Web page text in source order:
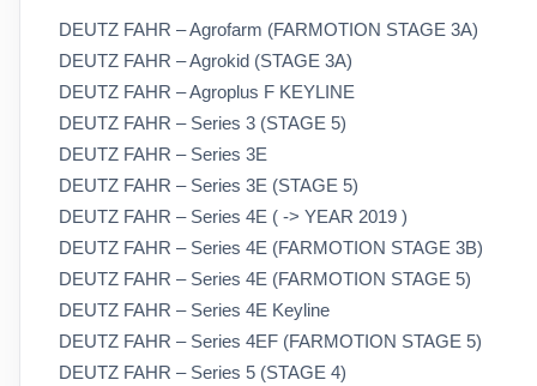
DEUTZ FAHR – Agrofarm (FARMOTION STAGE 3A)
DEUTZ FAHR – Agrokid (STAGE 3A)
DEUTZ FAHR – Agroplus F KEYLINE
DEUTZ FAHR – Series 3 (STAGE 5)
DEUTZ FAHR – Series 3E
DEUTZ FAHR – Series 3E (STAGE 5)
DEUTZ FAHR – Series 4E ( -> YEAR 2019 )
DEUTZ FAHR – Series 4E (FARMOTION STAGE 3B)
DEUTZ FAHR – Series 4E (FARMOTION STAGE 5)
DEUTZ FAHR – Series 4E Keyline
DEUTZ FAHR – Series 4EF (FARMOTION STAGE 5)
DEUTZ FAHR – Series 5 (STAGE 4)